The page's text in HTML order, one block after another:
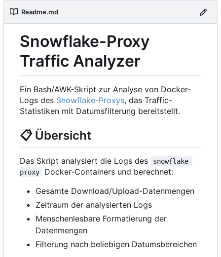
Readme.md
Snowflake-Proxy
Traffic Analyzer
Ein Bash/AWK-Skript zur Analyse von Docker-
Logs des Snowflake-Proxys, das Traffic-
Statistiken mit Datumsfilterung bereitstellt.
📋Übersicht
Das Skript analysiert die Logs des
snowflake-
proxy
Docker-Containers und berechnet:
Gesamte Download/Upload-Datenmengen
Zeitraum der analysierten Logs
Menschenlesbare Formatierung der
Datenmengen
Filterung nach beliebigen Datumsbereichen